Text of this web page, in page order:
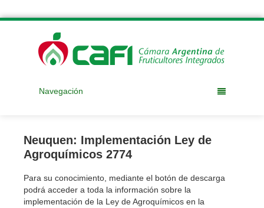
Navegación
Neuquen: Implementación Ley de
Agroquímicos 2774
Para su conocimiento, mediante el botón de descarga
podrá acceder a toda la información sobre la
implementación de la Ley de Agroquímicos en la